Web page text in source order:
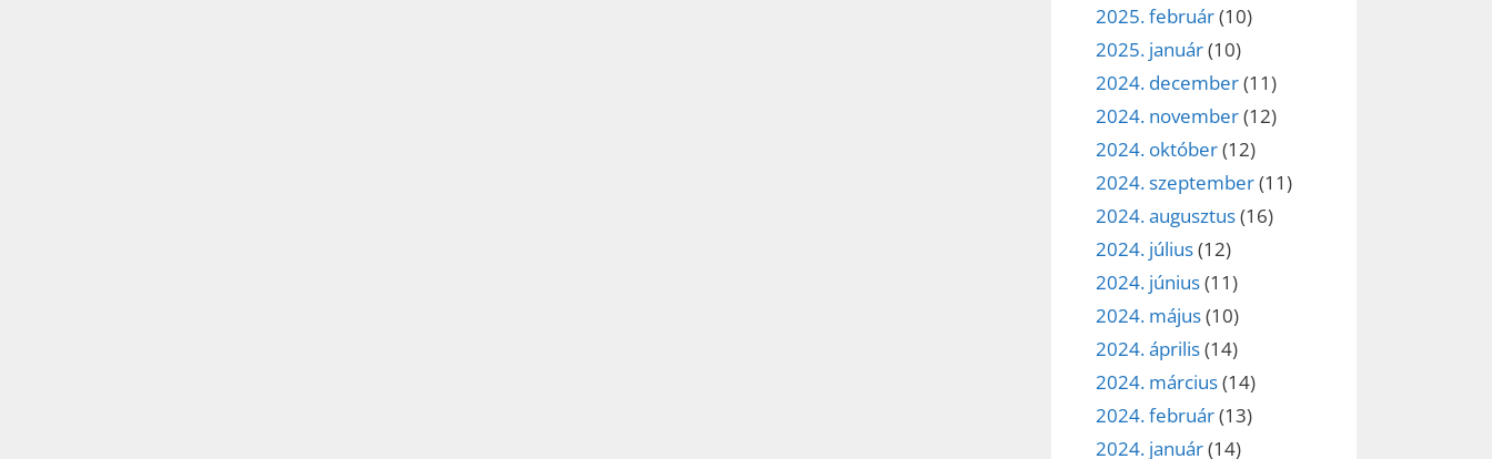
2025. február(10)
2025. január(10)
2024. december(11)
2024. november(12)
2024. október(12)
2024. szeptember(11)
2024. augusztus(16)
2024. július(12)
2024. június(11)
2024. május(10)
2024. április(14)
2024. március(14)
2024. február(13)
2024. január(14)